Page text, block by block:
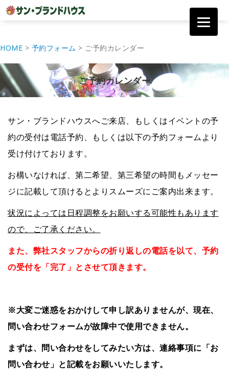
テ
ツ
へ
移
HOME > 予約フォーム > ご予約カレンダー
ご予約カレンダー
サン・ブランドハウスへご来店、もしくはイベントの予
約の受付は電話予約、もしくは以下の予約フォームより
受け付けております。
お構いなければ、第二希望、第三希望の時間もメッセー
ジに記載して頂けるとよりスムーズにご案内出来ます。
状況によっては日程調整をお願いする可能性もあります
ので、ご了承ください。
また、弊社スタッフからの折り返しの電話を以て、 予約
の受付を「完了」とさせて頂きます。
※大変ご迷惑をおかけして申し訳ありませんが、現在、
問い合わせフォームが故障中で使用できません。
まずは、問い合わせをしてみたい方は、連絡事項に「お
問い合わせ」と記載をお願いいたします。